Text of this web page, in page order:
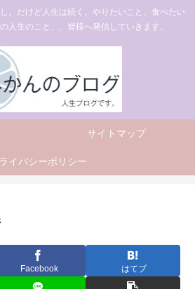
。だけど人生は続く。やりたいこと、食べたい
人生のこと、、皆様へ発信していきます。
サイトマップ
イバシーポリシー
Facebook はてブ